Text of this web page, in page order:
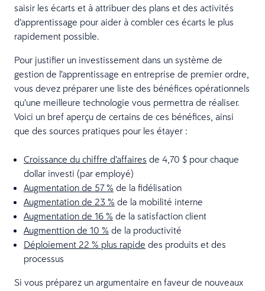
saisir les écarts et à attribuer des plans et des activités
d’apprentissage pour aider à combler ces écarts le plus
rapidement possible.
Pour justifier un investissement dans un système de
gestion de l’apprentissage en entreprise de premier ordre,
vous devez préparer une liste des bénéfices opérationnels
qu’une meilleure technologie vous permettra de réaliser.
Voici un bref aperçu de certains de ces bénéfices, ainsi
que des sources pratiques pour les étayer :
Croissance du chiffre d’affaires de 4,70 $ pour chaque
dollar investi (par employé)
Augmentation de 57 % de la fidélisation
Augmentation de 23 % de la mobilité interne
Augmentation de 16 % de la satisfaction client
Augmenttion de 10 % de la productivité
Déploiement 22 % plus rapide des produits et des
processus
Si vous préparez un argumentaire en faveur de nouveaux